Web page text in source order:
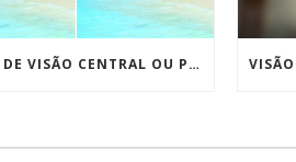
PERDA DE VISÃO CENTRAL OU PERIFÉRICA? – DESCOLAMENTO NA RETINA